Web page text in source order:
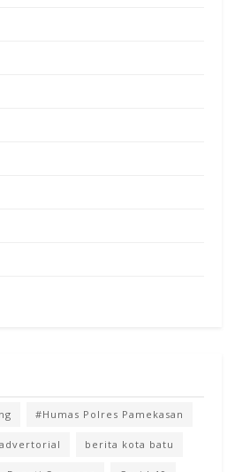
#Humas Polres Pamekasan
advertorial berita kota batu